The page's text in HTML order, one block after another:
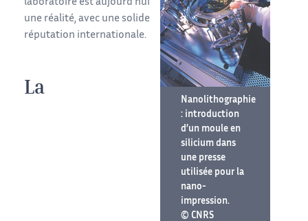
Nanolithographie
: introduction
d’un moule en
silicium dans
une presse
utilisée pour la
nano-
impression.
© CNRS
laboratoire est aujourd’hui
une réalité, avec une solide
réputation internationale.
La